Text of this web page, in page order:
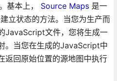
基本上， Source Maps是一
立状态的方法。当您为生产而
JavaScript文件，您将生成一
。当您在生成的JavaScript中
返回原始位置的源地图中执行